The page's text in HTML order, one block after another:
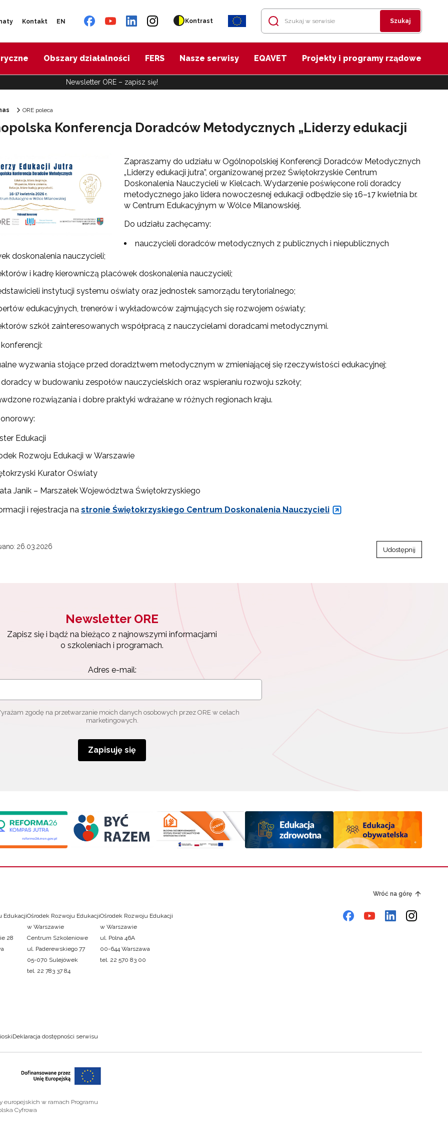
Kontakt EN Kontrast Szukaj
Obszary działalności FERS Nasze serwisy EQAVET Projekty i programy rządowe
Newsletter ORE – zapisz się!
Rozwoju Edukacji"
ORE poleca
Konferencja Doradców Metodycznych „Liderzy edukacji
Zapraszamy do udziału w Ogólnopolskiej Konferencji Doradców Metodycznych
„Liderzy edukacji jutra”, organizowanej przez Świętokrzyskie Centrum
Doskonalenia Nauczycieli w Kielcach. Wydarzenie poświęcone roli doradcy
metodycznego jako lidera nowoczesnej edukacji odbędzie się 16–17 kwietnia br.
w Centrum Edukacyjnym w Wólce Milanowskiej.
Do udziału zachęcamy:
nauczycieli doradców metodycznych z publicznych i niepublicznych
doskonalenia nauczycieli;
i kadrę kierowniczą placówek doskonalenia nauczycieli;
instytucji systemu oświaty oraz jednostek samorządu terytorialnego;
edukacyjnych, trenerów i wykładowców zajmujących się rozwojem oświaty;
szkół zainteresowanych współpracą z nauczycielami doradcami metodycznymi.
wyzwania stojące przed doradztwem metodycznym w zmieniającej się rzeczywistości edukacyjnej;
w budowaniu zespołów nauczycielskich oraz wspieraniu rozwoju szkoły;
rozwiązania i dobre praktyki wdrażane w różnych regionach kraju.
Edukacji
Rozwoju Edukacji w Warszawie
Kurator Oświaty
Janik – Marszałek Województwa Świętokrzyskiego
i rejestracja na stronie Świętokrzyskiego Centrum Doskonalenia Nauczycieli
26.03.2026 Udostępnij
Newsletter ORE
Zapisz się i bądź na bieżąco z najnowszymi informacjami
o szkoleniach i programach.
Adres e-mail:
zgodę na przetwarzanie moich danych osobowych przez ORE w celach
marketingowych.
Zapisuję się
Wróć na górę
Edukacji
28
Ośrodek Rozwoju Edukacji
w Warszawie
Centrum Szkoleniowe
ul. Paderewskiego 77
05-070 Sulejówek
tel. 22 783 37 84
Ośrodek Rozwoju Edukacji
w Warszawie
ul. Polna 46A
00-644 Warszawa
tel. 22 570 83 00
Deklaracja dostępności serwisu
europejskich w ramach Programu
Cyfrowa
ORE
e-mail: